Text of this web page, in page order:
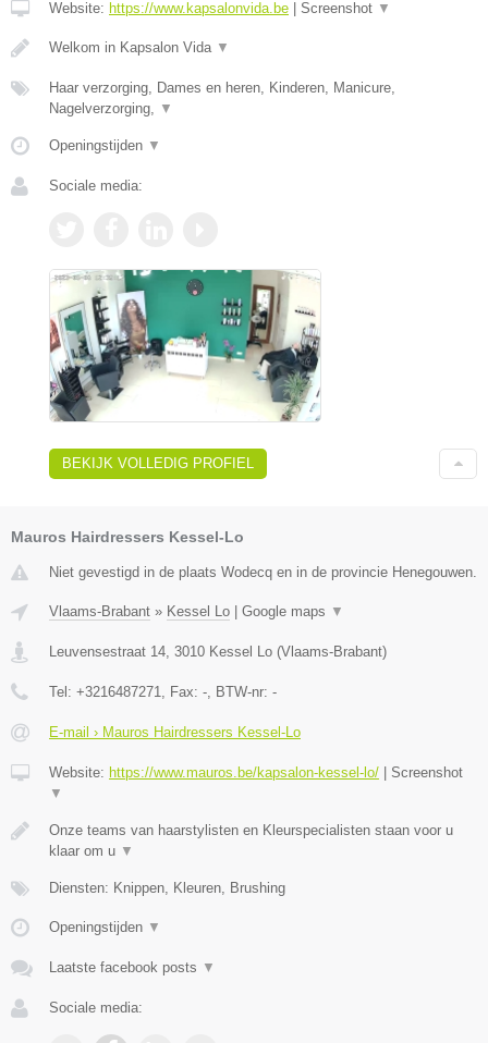
Website: https://www.kapsalonvida.be | Screenshot ▼
Welkom in Kapsalon Vida ▼
Haar verzorging, Dames en heren, Kinderen, Manicure,
Nagelverzorging,
▼
Openingstijden ▼
Sociale media:
BEKIJK VOLLEDIG PROFIEL
Mauros Hairdressers Kessel-Lo
Niet gevestigd in de plaats Wodecq en in de provincie Henegouwen.
Vlaams-Brabant » Kessel Lo | Google maps ▼
Leuvensestraat 14 3010 Kessel Lo (Vlaams-Brabant)
Tel: +3216487271 , Fax: - , BTW-nr: -
E-mail › Mauros Hairdressers Kessel-Lo
Website: https://www.mauros.be/kapsalon-kessel-lo/ | Screenshot
▼
Onze teams van haarstylisten en Kleurspecialisten staan voor u
klaar om u ▼
Diensten: Knippen, Kleuren, Brushing
Openingstijden ▼
Laatste facebook posts ▼
Sociale media: